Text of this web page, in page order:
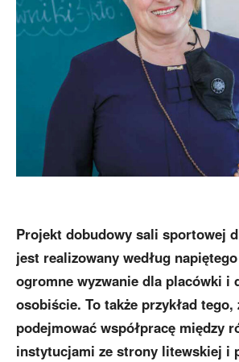
Projekt dobudowy sali sportowej
jest realizowany według
ogromne wyzwanie dla placówki i
osobiście. To także przykład tego,
podejmować współpracę między
instytucjami ze strony litewskiej i